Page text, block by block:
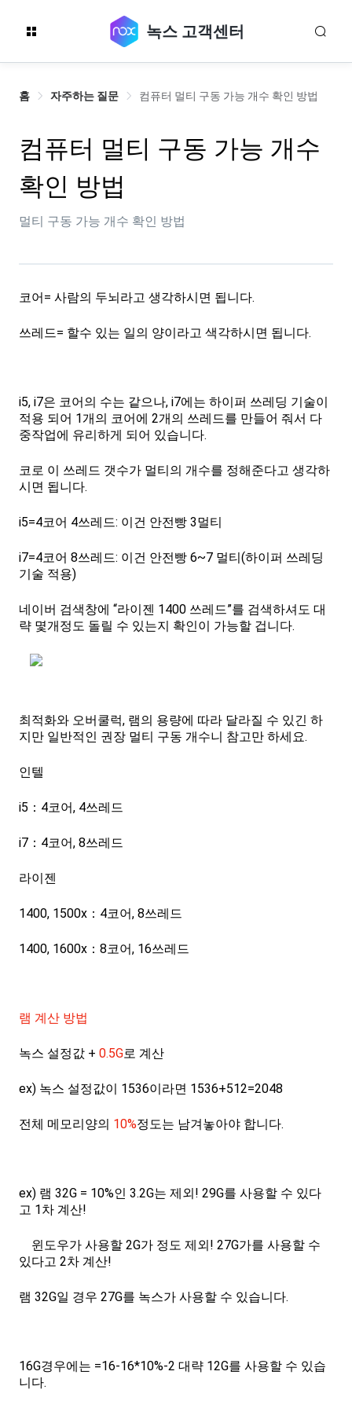
녹스 고객센터
홈 자주하는 질문 컴퓨터 멀티 구동 가능 개수 확인 방법
컴퓨터 멀티 구동 가능 개수
확인 방법
멀티 구동 가능 개수 확인 방법
코어= 사람의 두뇌라고 생각하시면 됩니다.
쓰레드= 할수 있는 일의 양이라고 색각하시면 됩니다.
i5, i7은 코어의 수는 같으나, i7에는 하이퍼 쓰레딩 기술이
적용 되어 1개의 코어에 2개의 쓰레드를 만들어 줘서 다
중작업에 유리하게 되어 있습니다.
코로 이 쓰레드 갯수가 멀티의 개수를 정해준다고 생각하
시면 됩니다.
i5=4코어 4쓰레드: 이건 안전빵 3멀티
i7=4코어 8쓰레드: 이건 안전빵 6~7 멀티(하이퍼 쓰레딩
기술 적용)
네이버 검색창에 “라이젠 1400 쓰레드”를 검색하셔도 대
략 몇개정도 돌릴 수 있는지 확인이 가능할 겁니다.
최적화와 오버쿨럭, 램의 용량에 따라 달라질 수 있긴 하
지만 일반적인 권장 멀티 구동 개수니 참고만 하세요.
인텔
i5：4코어, 4쓰레드
i7：4코어, 8쓰레드
라이젠
1400, 1500x：4코어, 8쓰레드
1400, 1600x：8코어, 16쓰레드
램 계산 방법
녹스 설정값 + 0.5G로 계산
ex) 녹스 설정값이 1536이라면 1536+512=2048
전체 메모리양의 10%정도는 남겨놓아야 합니다.
ex) 램 32G = 10%인 3.2G는 제외! 29G를 사용할 수 있다
고 1차 계산!
윈도우가 사용할 2G가 정도 제외! 27G가를 사용할 수
있다고 2차 계산!
램 32G일 경우 27G를 녹스가 사용할 수 있습니다.
16G경우에는 =16-16*10%-2 대략 12G를 사용할 수 있습
니다.